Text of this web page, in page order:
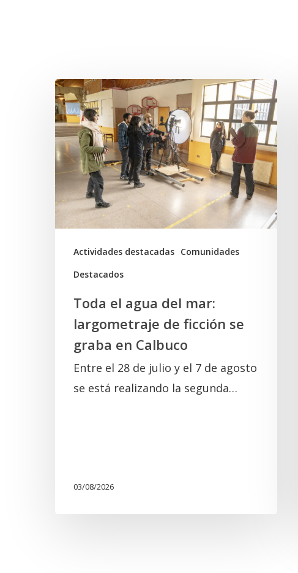
Actividades destacadas Comunidades
Destacados
Toda
el
agua
del
mar:
largometraje
de
ficción
graba
Calbuco
Toda el agua del mar:
largometraje de ficción se
graba en Calbuco
Entre el 28 de julio y el 7 de agosto
se está realizando la segunda…
03/08/2026